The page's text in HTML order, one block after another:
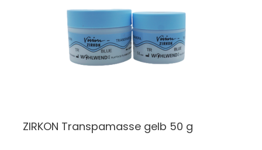
ZIRKON Transpamasse gelb 50 g